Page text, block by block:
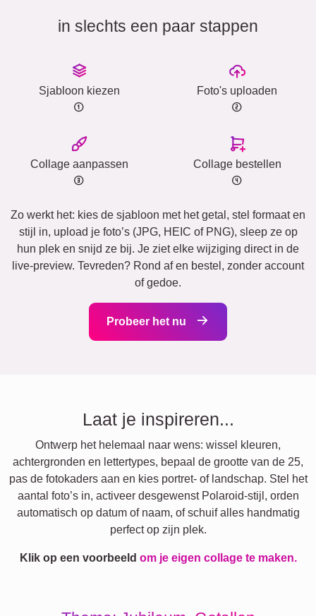
in slechts een paar stappen
Sjabloon kiezen Foto's uploaden
Collage aanpassen Collage bestellen
Zo werkt het: kies de sjabloon met het getal, stel formaat en
stijl in, upload je foto’s (JPG, HEIC of PNG), sleep ze op
hun plek en snijd ze bij. Je ziet elke wijziging direct in de
live-preview. Tevreden? Rond af en bestel, zonder account
of gedoe.
Probeer het nu
Laat je inspireren...
Ontwerp het helemaal naar wens: wissel kleuren,
achtergronden en lettertypes, bepaal de grootte van de 25,
pas de fotokaders aan en kies portret- of landschap. Stel het
aantal foto’s in, activeer desgewenst Polaroid-stijl, orden
automatisch op datum of naam, of schuif alles handmatig
perfect op zijn plek.
Klik op een voorbeeld om je eigen collage te maken.